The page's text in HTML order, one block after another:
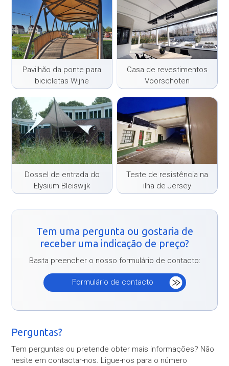
Pavilhão da ponte para
bicicletas Wijhe
Casa de revestimentos
Voorschoten
Dossel de entrada do
Elysium Bleiswijk
Teste de resistência na
ilha de Jersey
Tem uma pergunta ou gostaria de
receber uma indicação de preço?
Basta preencher o nosso formulário de contacto:
Formulário de contacto
Perguntas?
Tem perguntas ou pretende obter mais informações? Não
hesite em contactar-nos. Ligue-nos para o número